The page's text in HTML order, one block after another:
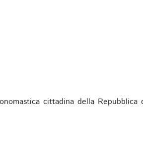
cittadina della Repubblica